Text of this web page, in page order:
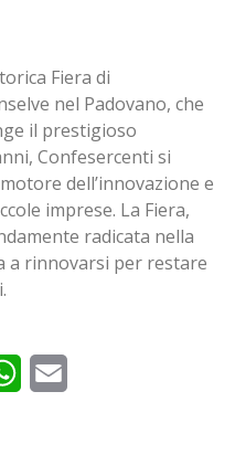
Fiera di
nel Padovano, che
il prestigioso
Confesercenti si
dell’innovazione e
imprese. La Fiera,
radicata nella
a rinnovarsi per restare
WhatsApp